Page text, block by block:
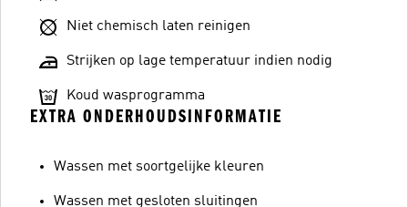
Niet chemisch laten reinigen
Strijken op lage temperatuur indien nodig
Koud wasprogramma
EXTRA ONDERHOUDSINFORMATIE
Wassen met soortgelijke kleuren
Wassen met gesloten sluitingen